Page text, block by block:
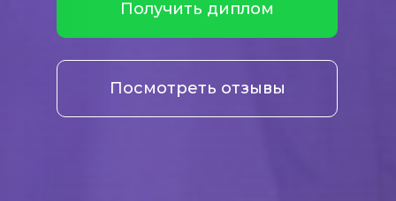
Получить диплом
Посмотреть отзывы